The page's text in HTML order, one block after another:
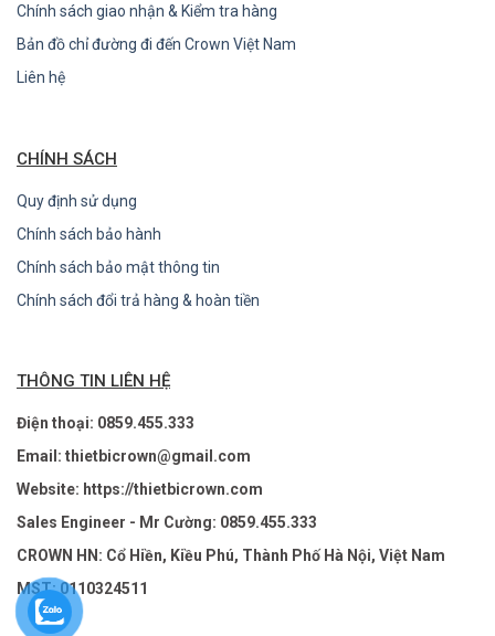
Chính sách giao nhận & Kiểm tra hàng
Bản đồ chỉ đường đi đến Crown Việt Nam
Liên hệ
CHÍNH SÁCH
Quy định sử dụng
Chính sách bảo hành
Chính sách bảo mật thông tin
Chính sách đổi trả hàng & hoàn tiền
THÔNG TIN LIÊN HỆ
Điện thoại: 0859.455.333
Email: thietbicrown@gmail.com
Website: https://thietbicrown.com
Sales Engineer - Mr Cường: 0859.455.333
CROWN HN: Cổ Hiền, Kiều Phú, Thành Phố Hà Nội, Việt Nam
MST: 0110324511